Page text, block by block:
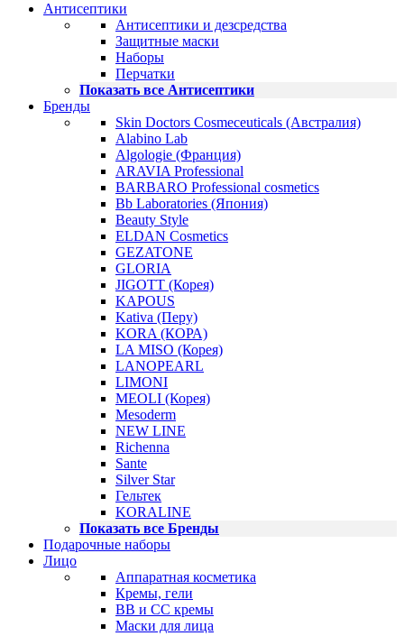
Антисептики
Антисептики и дезсредства
Защитные маски
Наборы
Перчатки
Показать все Антисептики
Бренды
Skin Doctors Cosmeceuticals (Австралия)
Alabino Lab
Algologie (Франция)
ARAVIA Professional
BARBARO Professional cosmetics
Bb Laboratories (Япония)
Beauty Style
ELDAN Cosmetics
GEZATONE
GLORIA
JIGOTT (Корея)
KAPOUS
Kativa (Перу)
KORA (КОРА)
LA MISO (Корея)
LANOPEARL
LIMONI
MEOLI (Корея)
Mesoderm
NEW LINE
Richenna
Sante
Silver Star
Гельтек
KORALINE
Показать все Бренды
Подарочные наборы
Лицо
Аппаратная косметика
Кремы, гели
BB и CC кремы
Маски для лица